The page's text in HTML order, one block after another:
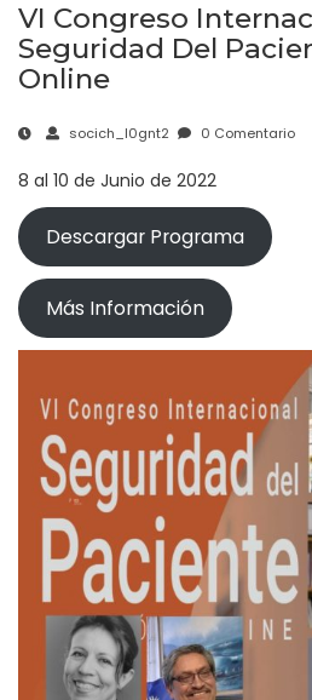
VI Congreso
Seguridad Del
Online
socich_l0gnt2 0 Comentario
8 al 10 de Junio de 2022
Descargar Programa
Más Información